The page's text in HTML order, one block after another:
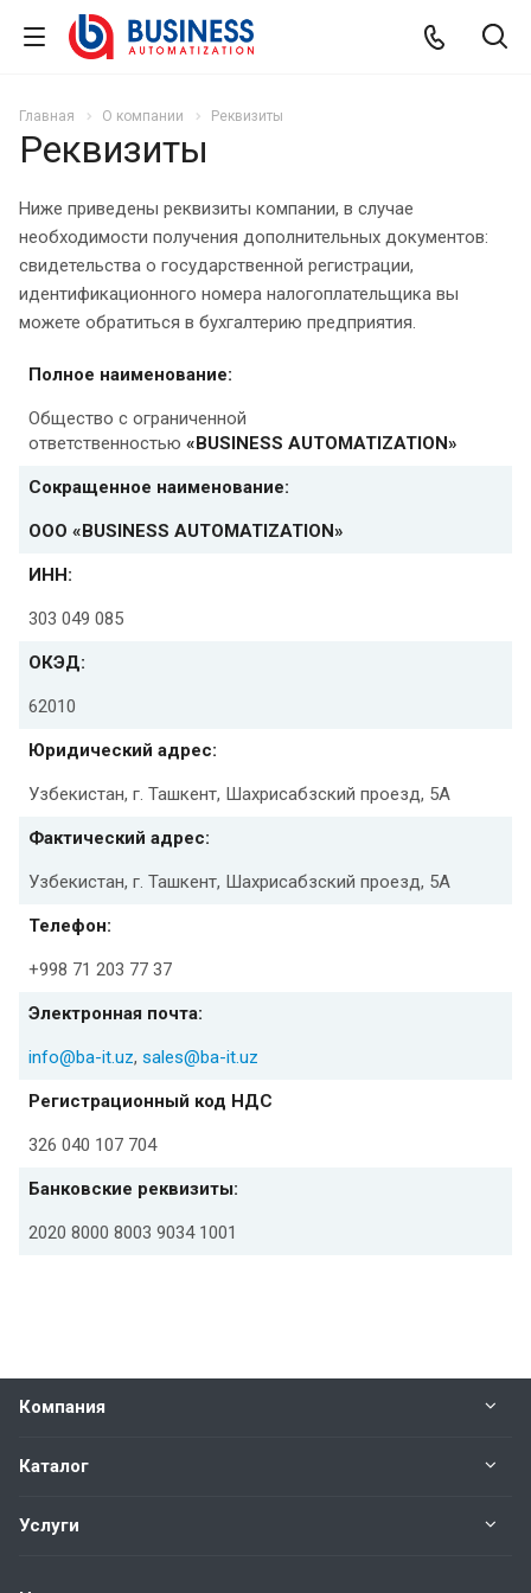
Главная О компании Реквизиты
Реквизиты
Ниже приведены реквизиты компании, в случае
необходимости получения дополнительных документов:
свидетельства о государственной регистрации,
идентификационного номера налогоплательщика вы
можете обратиться в бухгалтерию предприятия.
Полное наименование:
Общество с ограниченной
ответственностью «BUSINESS AUTOMATIZATION»
Сокращенное наименование:
ООО «BUSINESS AUTOMATIZATION»
ИНН:
303 049 085
ОКЭД:
62010
Юридический адрес:
Узбекистан, г. Ташкент, Шахрисабзский проезд, 5А
Фактический адрес:
Узбекистан, г. Ташкент, Шахрисабзский проезд, 5А
Телефон:
+998 71 203 77 37
Электронная почта:
info@ba-it.uz, sales@ba-it.uz
Регистрационный код НДС
326 040 107 704
Банковские реквизиты:
2020 8000 8003 9034 1001
Компания
Каталог
Услуги